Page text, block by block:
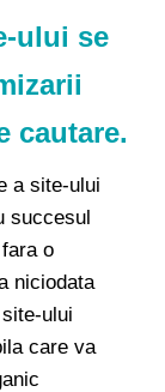
ului se
cautare.
a site-ului
succesul
o
niciodata
ului
care va